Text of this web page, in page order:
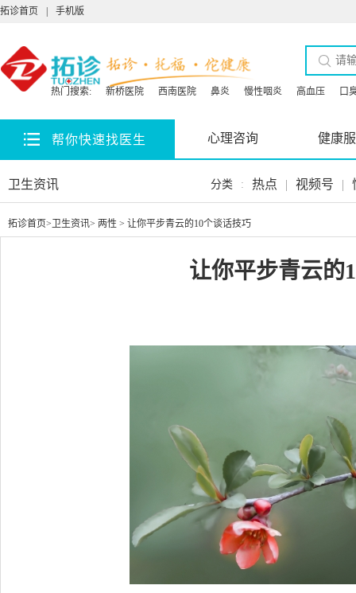
拓诊首页 手机版
热门搜索: 新桥医院 西南医院 鼻炎 慢性咽炎 高血压 口
帮你快速找医生 心理咨询 健康
卫生资讯 分类 : 热点 | 视频号 |
拓诊首页> 卫生资讯> 两性 > 让你平步青云的10个谈话技巧
让你平步青云的